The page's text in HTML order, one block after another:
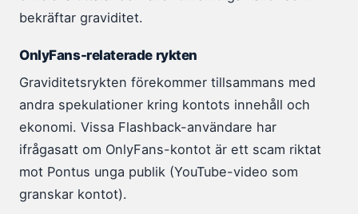
bekräftar graviditet.
OnlyFans-relaterade rykten
Graviditetsrykten förekommer tillsammans med
andra spekulationer kring kontots innehåll och
ekonomi. Vissa Flashback-användare har
ifrågasatt om OnlyFans-kontot är ett scam riktat
mot Pontus unga publik (YouTube-video som
granskar kontot).